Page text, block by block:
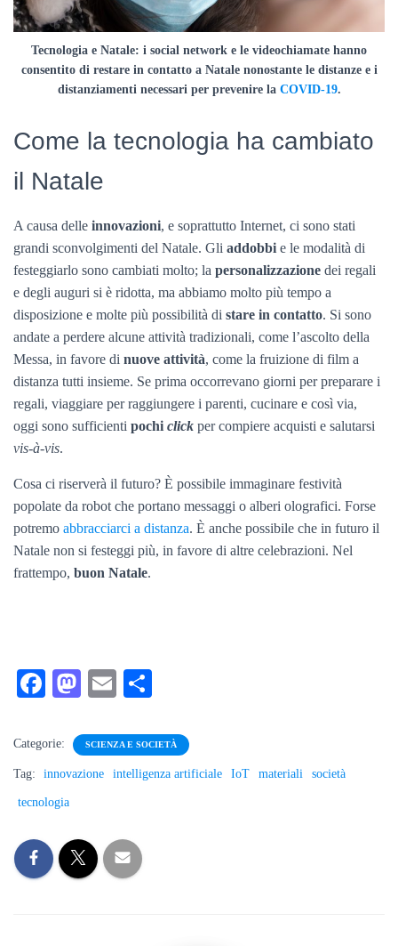
Tecnologia e Natale: i social network e le videochiamate hanno
consentito di restare in contatto a Natale nonostante le distanze e i
distanziamenti necessari per prevenire la COVID-19.
Come la tecnologia ha cambiato
il Natale
A causa delle innovazioni, e soprattutto Internet, ci sono stati
grandi sconvolgimenti del Natale. Gli addobbi e le modalità di
festeggiarlo sono cambiati molto; la personalizzazione dei regali
e degli auguri si è ridotta, ma abbiamo molto più tempo a
disposizione e molte più possibilità di stare in contatto. Si sono
andate a perdere alcune attività tradizionali, come l’ascolto della
Messa, in favore di nuove attività, come la fruizione di film a
distanza tutti insieme. Se prima occorrevano giorni per preparare i
regali, viaggiare per raggiungere i parenti, cucinare e così via,
oggi sono sufficienti pochi click per compiere acquisti e salutarsi
vis-à-vis.
Cosa ci riserverà il futuro? È possibile immaginare festività
popolate da robot che portano messaggi o alberi olografici. Forse
potremo abbracciarci a distanza. È anche possibile che in futuro il
Natale non si festeggi più, in favore di altre celebrazioni. Nel
frattempo, buon Natale.
Fa
bo
ok
M
to
do
E
ail di
vi
Categorie: SCIENZA E SOCIETÀ
Tag: innovazione intelligenza artificiale IoT materiali società
tecnologia